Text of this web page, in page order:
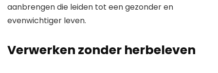
aanbrengen die leiden tot een gezonder en
evenwichtiger leven.
Verwerken zonder herbeleven